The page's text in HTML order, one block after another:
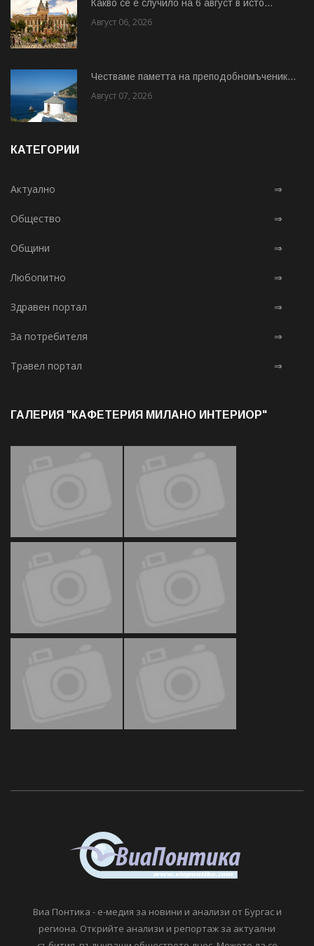
Какво се е случило на 6 август в исто...
Август 06, 2026
Честваме паметта на преподобномъченик...
Август 07, 2026
КАТЕГОРИИ
Актуално ⇒
Общество ⇒
Общини ⇒
Любопитно ⇒
Здравен портал ⇒
За потребителя ⇒
Травел портал ⇒
ГАЛЕРИЯ "КАФЕТЕРИЯ МИЛАНО ИНТЕРИОР"
Виа Понтика - е-медия за новини и анализи от Бургас и
региона. Открийте анализи и репортаж за актуални